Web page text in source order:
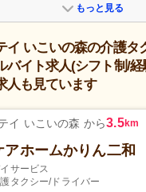
もっと見る
イ いこいの森の介護タ
バイト求人(シフト制/
人も見ています
イ いこいの森 から3.5km
アホームかりん二和
サービス
タクシー/ドライバー